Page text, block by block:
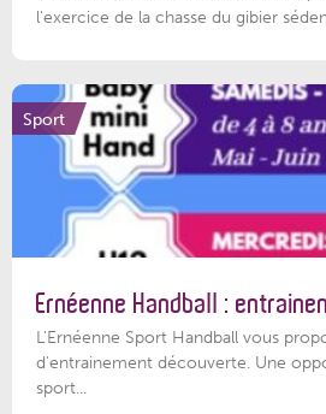
l'exercice de la chasse du gibier
Sport
Ernéenne Handball :
L'Ernéenne Sport Handball vous
d'entrainement découverte. Une
sport...